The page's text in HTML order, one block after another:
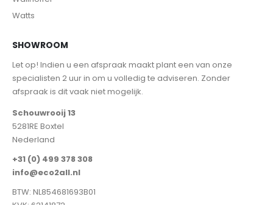
Watts
SHOWROOM
Let op! Indien u een afspraak maakt plant een van onze
specialisten 2 uur in om u volledig te adviseren. Zonder
afspraak is dit vaak niet mogelijk.
Schouwrooij 13
5281RE Boxtel
Nederland
+31 (0) 499 378 308
info@eco2all.nl
BTW: NL854681693B01